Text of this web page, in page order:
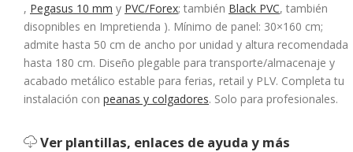
, Pegasus 10 mm y PVC/Forex; también Black PVC, también
disopnibles en Impretienda ). Mínimo de panel: 30×160 cm;
admite hasta 50 cm de ancho por unidad y altura recomendada
hasta 180 cm. Diseño plegable para transporte/almacenaje y
acabado metálico estable para ferias, retail y PLV. Completa tu
instalación con peanas y colgadores. Solo para profesionales.
Ver plantillas, enlaces de ayuda y más